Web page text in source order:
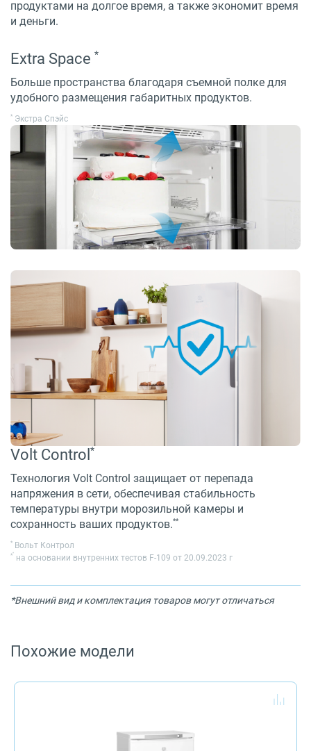
продуктами на долгое время, а также экономит время
и деньги.
Extra Space *
Больше пространства благодаря съемной полке для
удобного размещения габаритных продуктов.
* Экстра Спэйс
Volt Control *
Технология Volt Control защищает от перепада
напряжения в сети, обеспечивая стабильность
температуры внутри морозильной камеры и
сохранность ваших продуктов.**
* Вольт Контрол
** на основании внутренних тестов F-109 от 20.09.2023 г
*Внешний вид и комплектация товаров могут отличаться
Похожие модели